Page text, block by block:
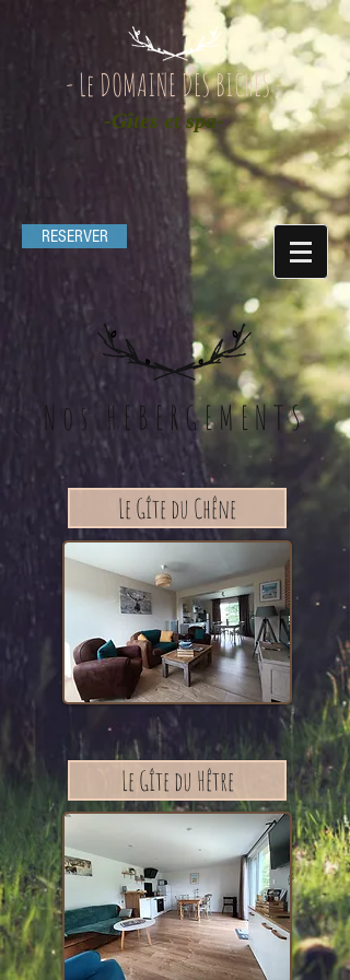
- Le DOMAINE DES BICHES -
-Gîtes et spa-
RESERVER
Nos HEBERGEMENTS
Le Gîte du Chêne
Le Gîte du Hêtre